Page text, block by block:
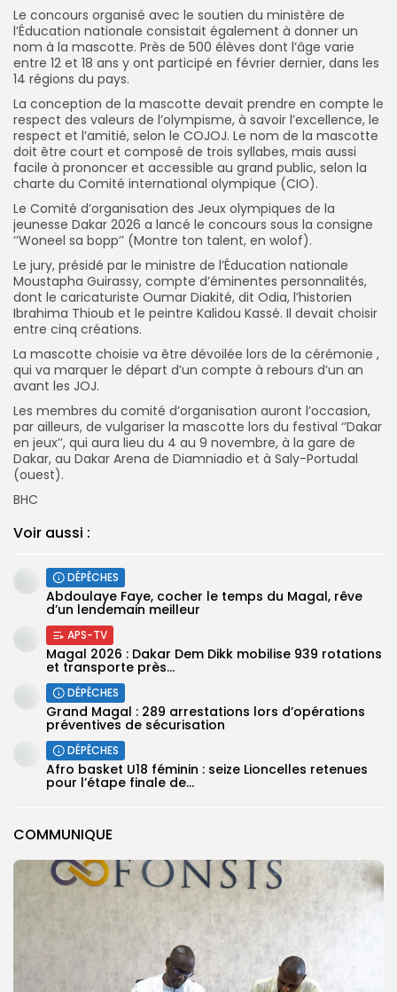
COMMUNIQUE
Le concours organisé avec le soutien du ministère de
l’Éducation nationale consistait également à donner un
nom à la mascotte. Près de 500 élèves dont l’âge varie
entre 12 et 18 ans y ont participé en février dernier, dans les
14 régions du pays.
La conception de la mascotte devait prendre en compte le
respect des valeurs de l’olympisme, à savoir l’excellence, le
respect et l’amitié, selon le COJOJ. Le nom de la mascotte
doit être court et composé de trois syllabes, mais aussi
facile à prononcer et accessible au grand public, selon la
charte du Comité international olympique (CIO).
Le Comité d’organisation des Jeux olympiques de la
jeunesse Dakar 2026 a lancé le concours sous la consigne
‘’Woneel sa bopp’’ (Montre ton talent, en wolof).
Le jury, présidé par le ministre de l’Éducation nationale
Moustapha Guirassy, compte d’éminentes personnalités,
dont le caricaturiste Oumar Diakité, dit Odia, l’historien
Ibrahima Thioub et le peintre Kalidou Kassé. Il devait choisir
entre cinq créations.
La mascotte choisie va être dévoilée lors de la cérémonie ,
qui va marquer le départ d’un compte à rebours d’un an
avant les JOJ.
Les membres du comité d’organisation auront l’occasion,
par ailleurs, de vulgariser la mascotte lors du festival ‘’Dakar
en jeux’’, qui aura lieu du 4 au 9 novembre, à la gare de
Dakar, au Dakar Arena de Diamniadio et à Saly-Portudal
(ouest).
BHC
Voir aussi :
DÉPÊCHES
Abdoulaye Faye, cocher le temps du Magal, rêve
d’un lendemain meilleur
APS-TV
Magal 2026 : Dakar Dem Dikk mobilise 939 rotations
et transporte près...
DÉPÊCHES
Grand Magal : 289 arrestations lors d’opérations
préventives de sécurisation
DÉPÊCHES
‎Afro basket U18 féminin : seize Lioncelles retenues
pour l’étape finale de...